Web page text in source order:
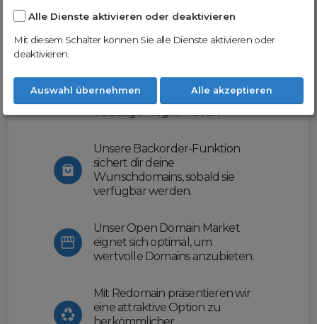
Nutze unsere Erfahrung und profitiere
erleichtern wir dir den
Domainhandel und bieten dir
vielseitige Möglichkeiten.
Unsere Backorder-Funktion
sichert dir deine
Wunschdomains, sobald sie
verfügbar werden.
Unser Open Domain Market
eignet sich optimal, um
wertvolle Domains anzubieten.
Mit Redomain präsentieren wir
eine attraktive Option zu
Alle Dienste aktivieren oder deaktivieren
Mit diesem Schalter können Sie alle Dienste aktivieren oder
deaktivieren.
Auswahl übernehmen Alle akzeptieren